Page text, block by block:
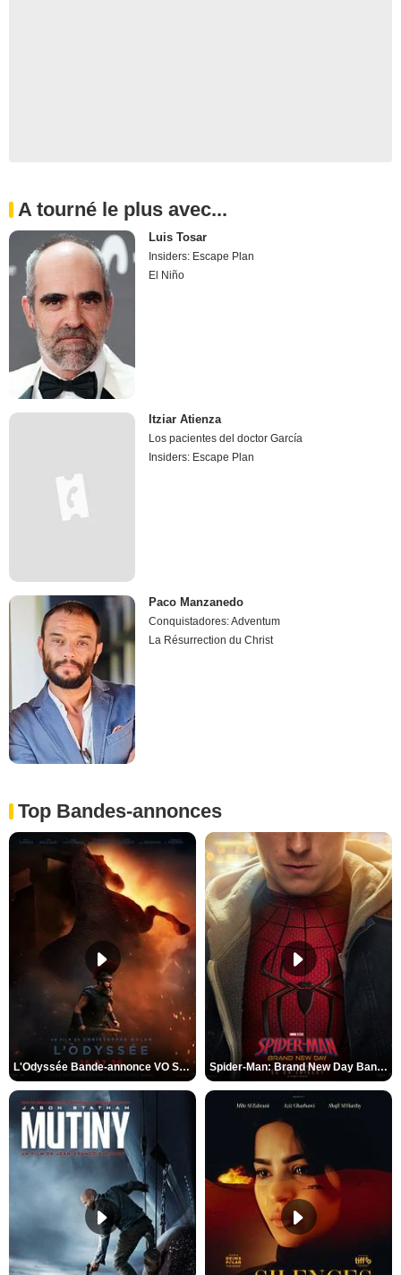
A tourné le plus avec...
Luis Tosar
Insiders: Escape Plan
El Niño
Itziar Atienza
Los pacientes del doctor García
Insiders: Escape Plan
Paco Manzanedo
Conquistadores: Adventum
La Résurrection du Christ
Top Bandes-annonces
L'Odyssée Bande-annonce VO STFR Spider-Man: Brand New Day Bande-annonce VO STFR